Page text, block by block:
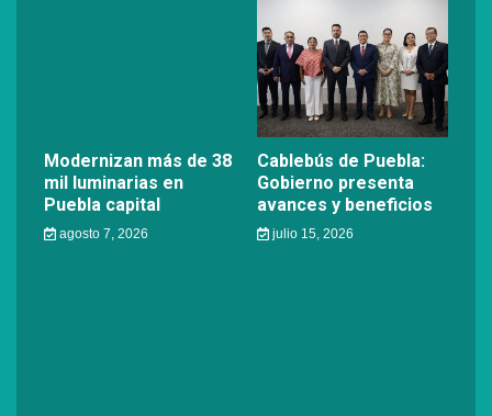
Modernizan más de 38
mil luminarias en
Puebla capital
agosto 7, 2026
Cablebús de Puebla:
Gobierno presenta
avances y beneficios
julio 15, 2026